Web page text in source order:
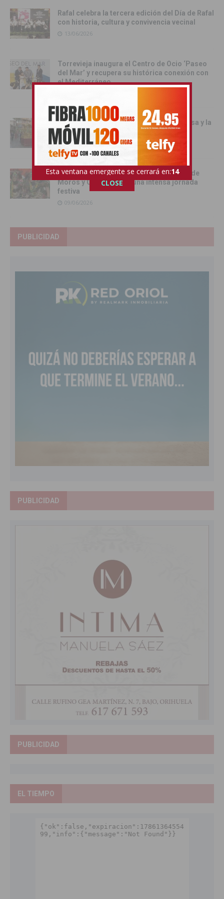
Rafal celebra la tercera edición del Día de Rafal
con historia, cultura y convivencia vecinal
13/06/2026
Torrevieja inaugura el Centro de Ocio ‘Paseo
del Mar’ y recupera su histórica conexión con
el Mediterráneo
Pilar de la Horadada celebró la Santa Misa y la
Procesión del Corpus Christi 2026
11/06/2026
Benejúzar se vuelca con la gran Entrada de
Moros y Cristianos en una intensa jornada
festiva
09/06/2026
PUBLICIDAD
PUBLICIDAD
PUBLICIDAD
EL TIEMPO
Esta ventana emergente se cerrará en:13
CLOSE